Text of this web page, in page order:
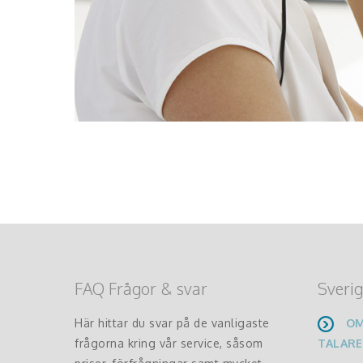
FAQ Frågor & svar
Här hittar du svar på de vanligaste
frågorna kring vår service, såsom
TALARE